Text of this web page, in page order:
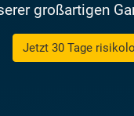
großartigen
Jetzt 30 Tage